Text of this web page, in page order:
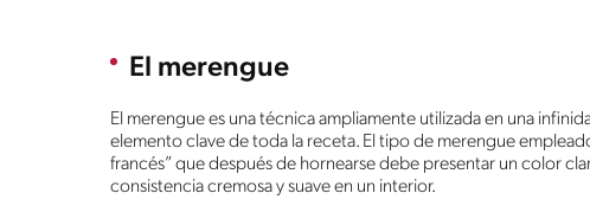
El merengue
El merengue es una técnica ampliamente utilizada en una
elemento clave de toda la receta. El tipo de merengue
francés” que después de hornearse debe presentar un color
consistencia cremosa y suave en un interior.